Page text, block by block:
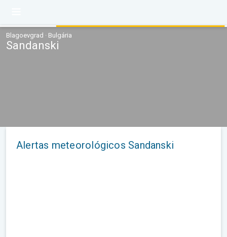
Blagoevgrad · Bulgária
Sandanski
Alertas meteorológicos Sandanski